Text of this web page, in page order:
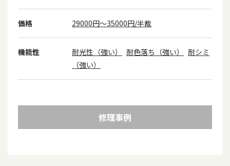
価格 29000円～35000円/半裁
機能性 耐光性（強い） 耐色落ち（強い）
耐シミ
（強い）
修理事例